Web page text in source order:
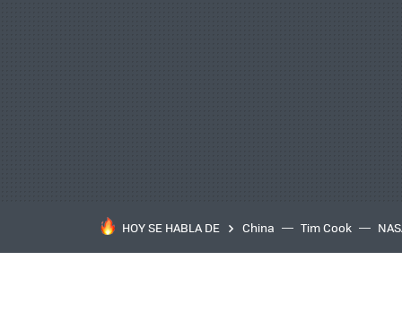
HOY SE HABLA DE China Tim Cook